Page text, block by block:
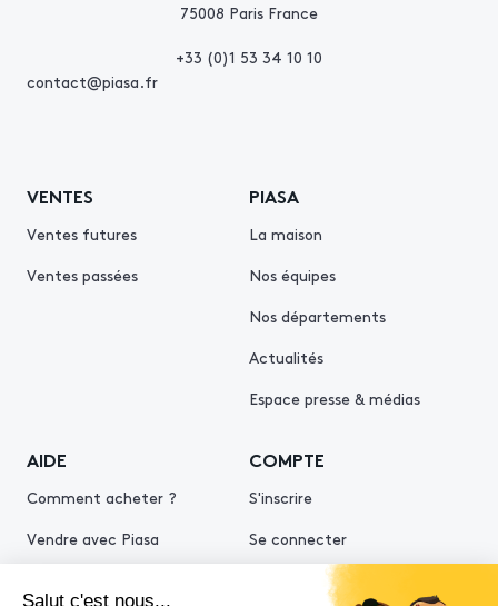
75008 Paris France
+33 (0)1 53 34 10 10
contact@piasa.fr
VENTES
Ventes futures
Ventes passées
PIASA
La maison
Nos équipes
Nos départements
Actualités
Espace presse & médias
AIDE
Comment acheter ?
Vendre avec Piasa
COMPTE
S'inscrire
Se connecter